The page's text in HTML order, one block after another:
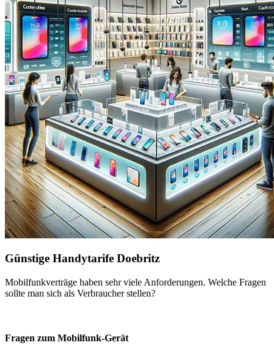
Günstige Handytarife Doebritz
Mobilfunkverträge haben sehr viele Anforderungen. Welche Fragen
sollte man sich als Verbraucher stellen?
Fragen zum Mobilfunk-Gerät